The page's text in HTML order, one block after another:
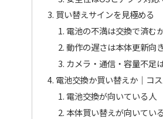
買い替えサインを見極める
電池の不満は交換で済む
動作の遅さは本体更新向
カメラ・通信・容量不足
電池交換か買い替えか｜コ
電池交換が向いている人
本体買い替えが向いてい